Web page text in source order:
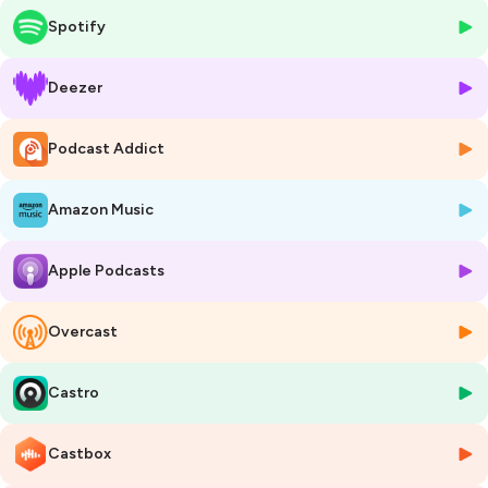
Ces interviews viennent nourrir l'histoire du futur que je suis en train
d'écrire et que vous pourrez découvrir dans la partie fiction de ce
Hébergé par Ausha. Visitez
pour plus d'informations.
Spotify
Deezer
Podcast Addict
Amazon Music
Apple Podcasts
Overcast
Castro
Castbox